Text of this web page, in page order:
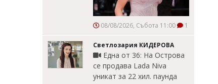
08/08/2026, Събота 11:00 1
Светлозария КИДЕРОВА
Една от 36: На Острова
се продава Lada Niva
уникат за 22 хил. паунда